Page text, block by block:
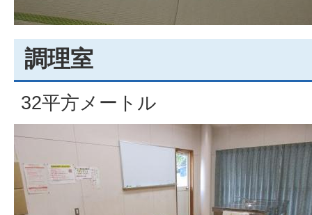
調理室
32平方メートル